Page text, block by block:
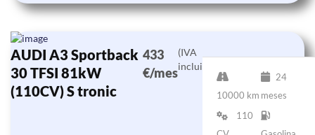
AUDI A3 Sportback
30 TFSI 81kW
(110CV) S tronic
433
€/mes
(IVA
incluido)
10000 km
24
meses
110